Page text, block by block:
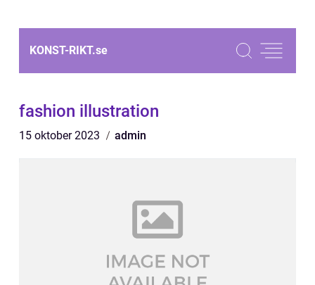
KONST-RIKT.se
fashion illustration
15 oktober 2023 admin